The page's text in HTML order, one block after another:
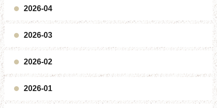
2026-04
2026-03
2026-02
2026-01